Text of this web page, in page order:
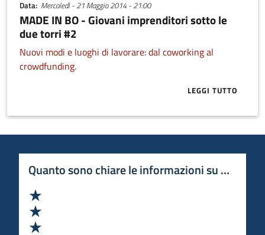
Data Mercoledì - 21 Maggio 2014 - 21:00
MADE IN BO - Giovani imprenditori sotto le
due torri #2
Nuovi modi e luoghi di lavorare: dal coworking al
crowdfunding.
LEGGI TUTTO
ABOUT
Quanto sono chiare le informazioni su questa